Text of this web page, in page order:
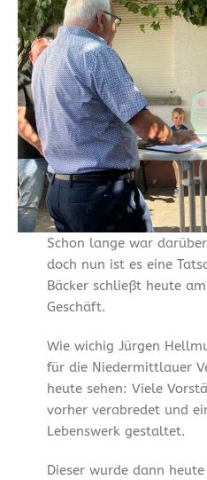
Schon lange war
doch nun ist es eine
Bäcker schließt heute
Geschäft.
Wie wichig Jürgen
für die Niedermittlauer
heute sehen: Viele
vorher verabredet und
Lebenswerk gestaltet.
Dieser wurde dann